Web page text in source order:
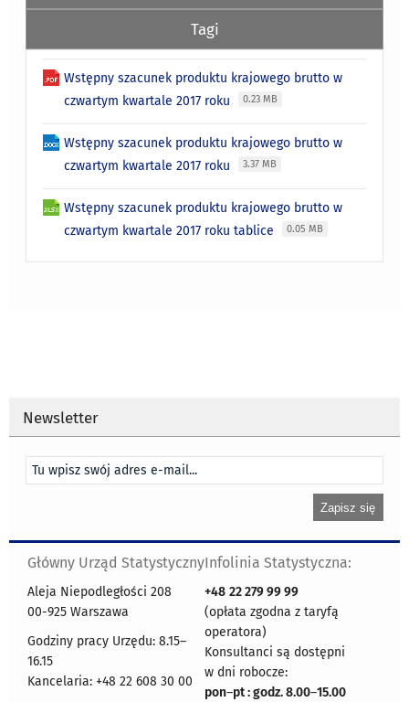
Tagi
Wstępny szacunek produktu krajowego brutto w
czwartym kwartale 2017 roku
0.23 MB
Wstępny szacunek produktu krajowego brutto w
czwartym kwartale 2017 roku
3.37 MB
Wstępny szacunek produktu krajowego brutto w
czwartym kwartale 2017 roku tablice
0.05 MB
Newsletter
Główny Urząd Statystyczny
Aleja Niepodległości 208
00-925 Warszawa
Godziny pracy Urzędu: 8.15–
16.15
Kancelaria: +48 22 608 30 00
Infolinia Statystyczna:
+48 22 279 99 99
(opłata zgodna z taryfą
operatora)
Konsultanci są dostępni
w dni robocze:
pon–pt : godz. 8.00–15.00